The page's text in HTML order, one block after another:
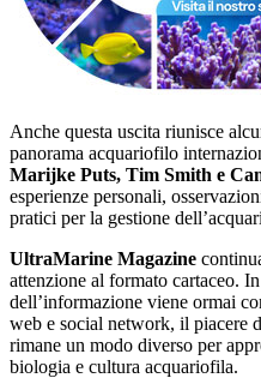
Anche questa uscita riunisce
panorama acquariofilo
Marijke Puts, Tim Smith e
esperienze personali,
pratici per la gestione
UltraMarine Magazine
attenzione al formato cartaceo.
dell’informazione viene ormai
web e social network, il piacere
rimane un modo diverso per
biologia e cultura acquariofila.